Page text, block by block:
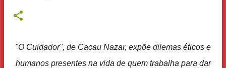
"O Cuidador", de Cacau Nazar, expõe dilemas éticos e
humanos presentes na vida de quem trabalha para dar